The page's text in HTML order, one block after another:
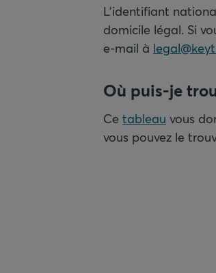
L'identifiant
domicile légal. Si
e-mail à
Où puis-je
Ce tableau vous
vous pouvez le